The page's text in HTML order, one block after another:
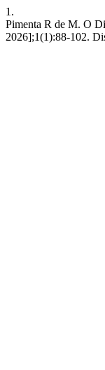
1.
Pimenta R de M. O
2026];1(1):88-102.